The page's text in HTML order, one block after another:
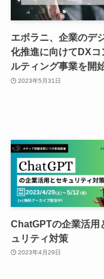
エボラニ、企業のデ
化推進に向けてDXコ
ルティング事業を開
2023年5月31日
ChatGPTの企業活用
ュリティ対策
2023年4月29日